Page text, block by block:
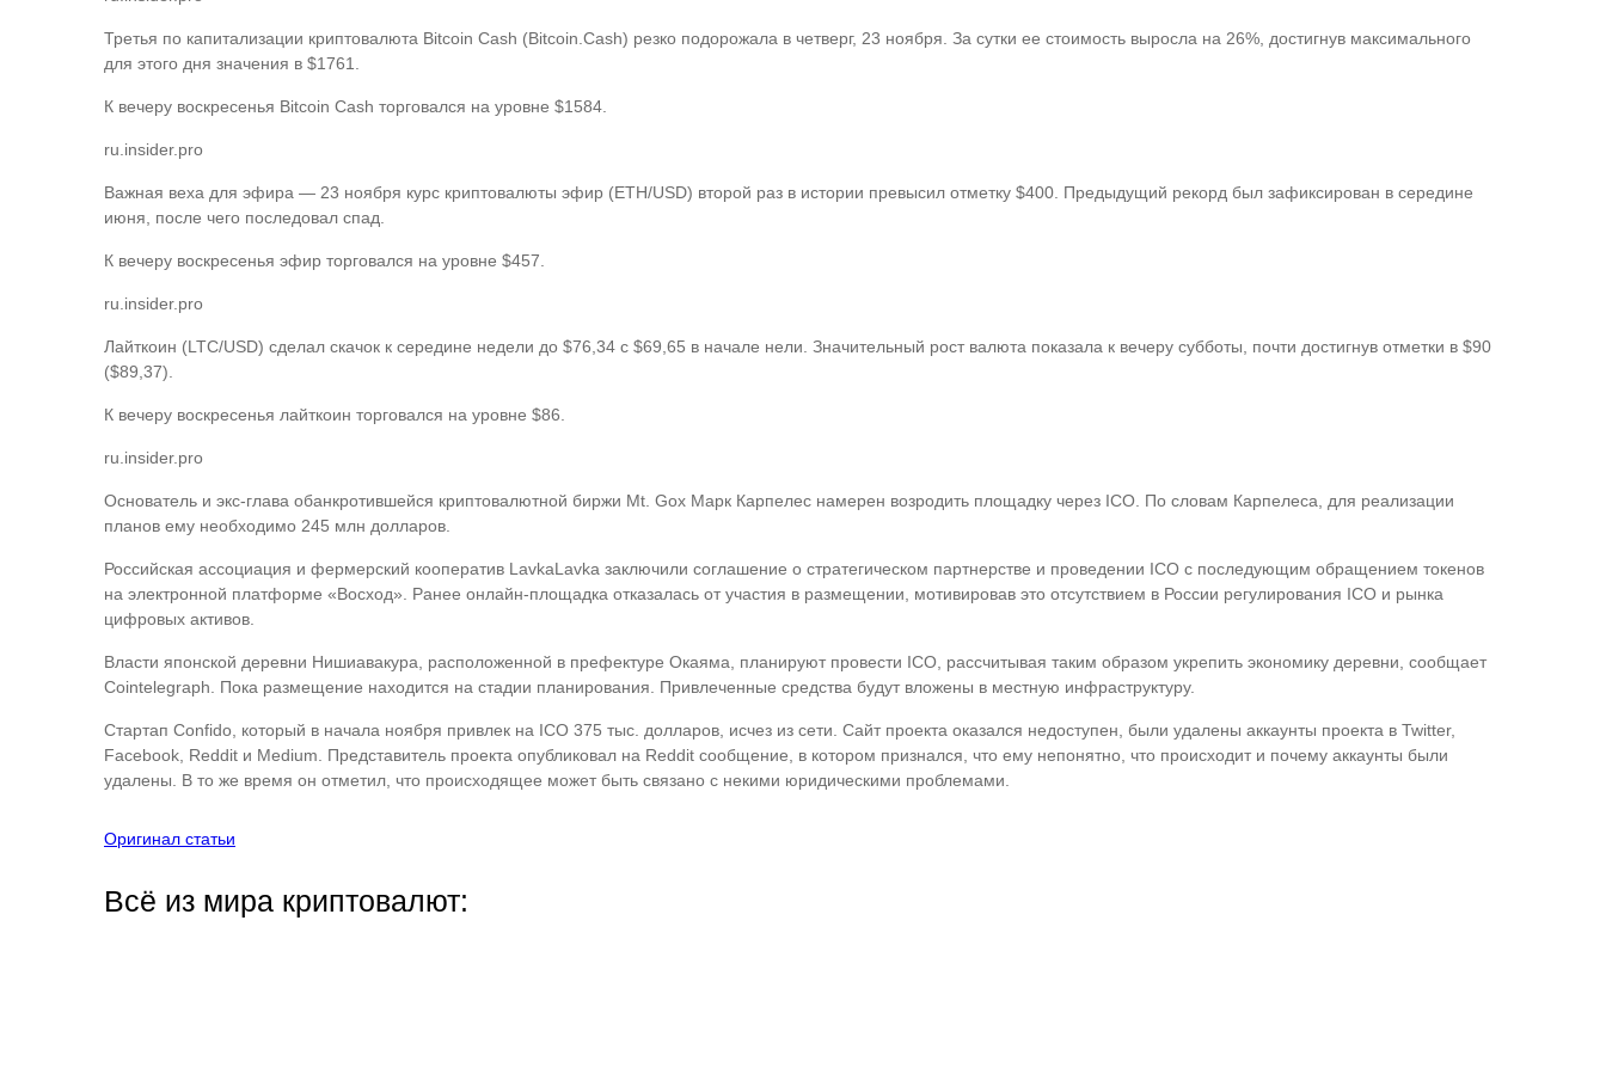
Третья по капитализации криптовалюта Bitcoin Cash (Bitcoin.​Cash) резко подорожала в четверг, 23 ноября. За сутки ее стоимость выросла на 26%, достигнув максимального
для этого дня значения в $1761.
К вечеру воскресенья Bitcoin Cash торговался на уровне $1584.
ru.insider.pro
Важная веха для эфира — 23 ноября курс криптовалюты эфир (ETH/USD) второй раз в истории превысил отметку $400. Предыдущий рекорд был зафиксирован в середине
июня, после чего последовал спад.
К вечеру воскресенья эфир торговался на уровне $457.
ru.insider.pro
Лайткоин (LTC/USD) сделал скачок к середине недели до $76,34 c $69,65 в начале нели. Значительный рост валюта показала к вечеру субботы, почти достигнув отметки в $90
($89,37).
К вечеру воскресенья лайткоин торговался на уровне $86.
ru.insider.pro
Основатель и экс-глава обанкротившейся криптовалютной биржи Mt. Gox Марк Карпелес намерен возродить площадку через ICO. По словам Карпелеса, для реализации
планов ему необходимо 245 млн долларов.
Российская ассоциация и фермерский кооператив LavkaLavka заключили соглашение о стратегическом партнерстве и проведении ICO с последующим обращением токенов
на электронной платформе «Восход». Ранее онлайн-площадка отказалась от участия в размещении, мотивировав это отсутствием в России регулирования ICO и рынка
цифровых активов.
Власти японской деревни Нишиавакура, расположенной в префектуре Окаяма, планируют провести ICO, рассчитывая таким образом укрепить экономику деревни, сообщает
Cointelegraph. Пока размещение находится на стадии планирования. Привлеченные средства будут вложены в местную инфраструктуру.
Стартап Confido, который в начала ноября привлек на ICO 375 тыс. долларов, исчез из сети. Сайт проекта оказался недоступен, были удалены аккаунты проекта в Twitter,
Facebook, Reddit и Medium. Представитель проекта опубликовал на Reddit сообщение, в котором признался, что ему непонятно, что происходит и почему аккаунты были
удалены. В то же время он отметил, что происходящее может быть связано с некими юридическими проблемами.
Оригинал статьи
Всё из мира криптовалют: